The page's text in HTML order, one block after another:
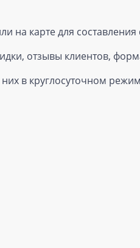
на карте для
отзывы клиентов,
в круглосуточном